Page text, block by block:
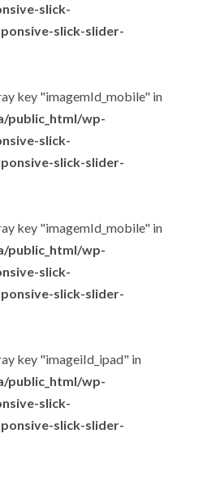
slick-
slick-slider-
key "imagemId_mobile" in
public_html/wp-
slick-
slick-slider-
key "imagemId_mobile" in
public_html/wp-
slick-
slick-slider-
key "imageiId_ipad" in
public_html/wp-
slick-
slick-slider-